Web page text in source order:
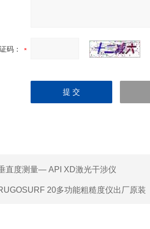
码：
直度测量— API XD激光干涉仪
20多功能粗糙度仪出厂原装